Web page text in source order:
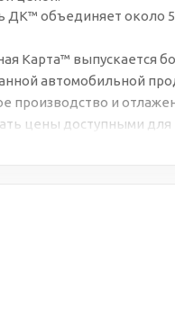
ДК™ объединяет около
Карта™ выпускается
автомобильной
производство и
цены доступными для